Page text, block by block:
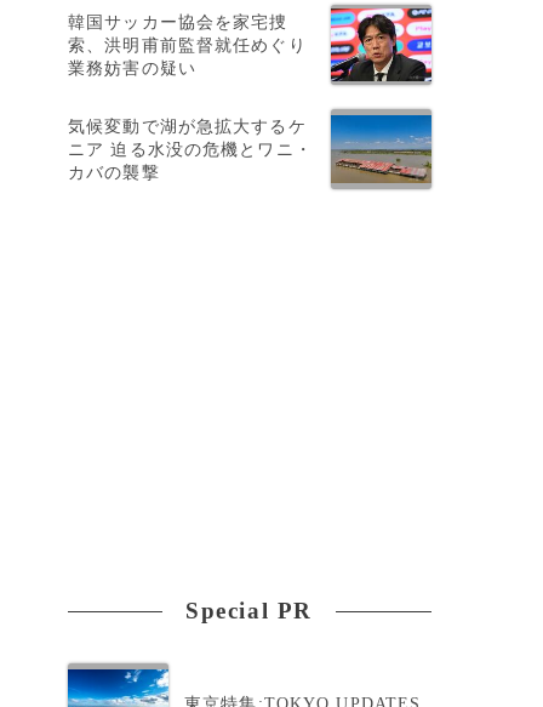
韓国サッカー協会を家宅捜
索、洪明甫前監督就任めぐり
業務妨害の疑い
気候変動で湖が急拡大するケ
ニア 迫る水没の危機とワニ・
カバの襲撃
Special PR
東京特集:TOKYO UPDATES